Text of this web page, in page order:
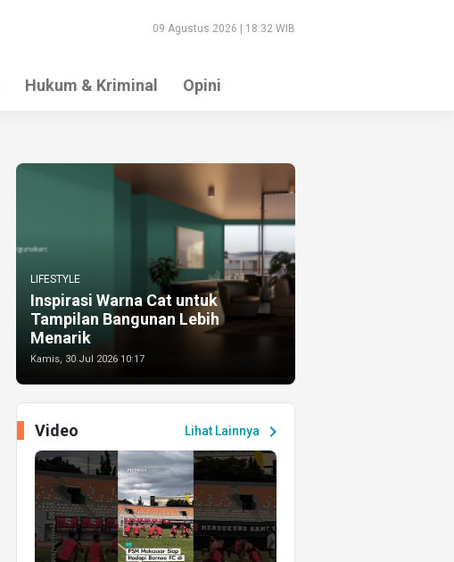
09 Agustus 2026 | 18:32 WIB
Hukum & Kriminal Opini
LIFESTYLE
Inspirasi Warna Cat untuk
Tampilan Bangunan Lebih
Menarik
Kamis, 30 Jul 2026 10:17
Lihat Lainnya chevron_right
Video